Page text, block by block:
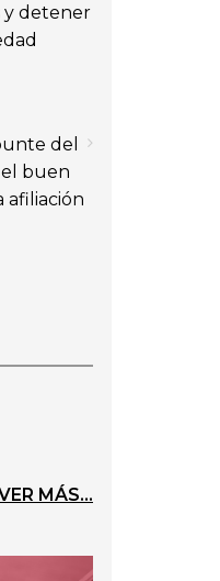
y detener
del
buen
afiliación
MÁS...